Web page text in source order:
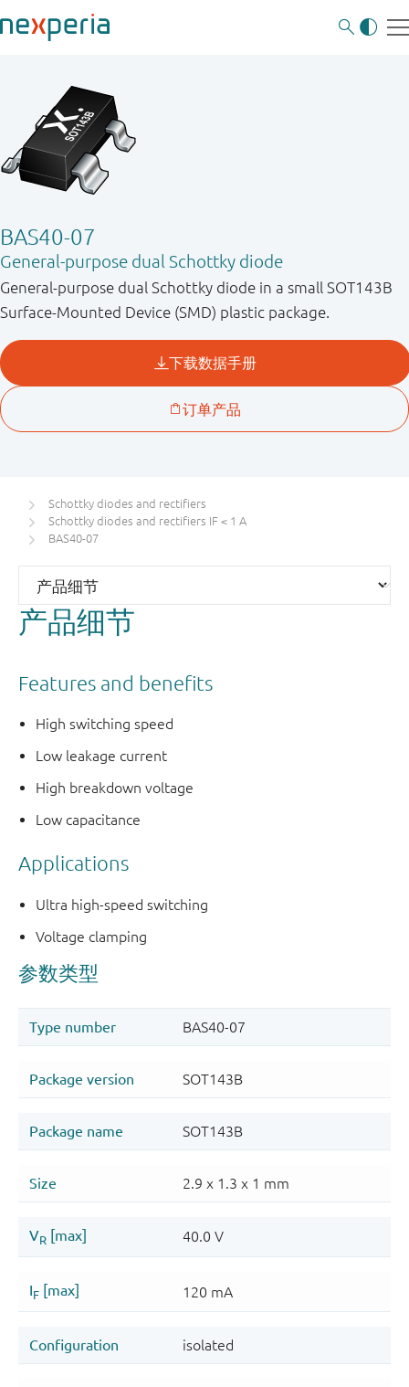
BAS40-07
General-purpose dual Schottky diode
General-purpose dual Schottky diode in a small SOT143B
Surface-Mounted Device (SMD) plastic package.
Schottky diodes and rectifiers
Schottky diodes and rectifiers IF < 1 A
BAS40-07
产品细节
Features and benefits
High switching speed
Low leakage current
High breakdown voltage
Low capacitance
Applications
Ultra high-speed switching
Voltage clamping